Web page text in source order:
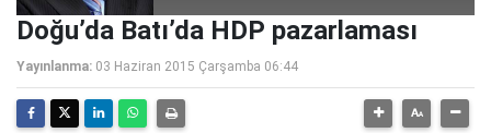
Doğu’da Batı’da HDP pazarlaması
Yayınlanma: 03 Haziran 2015 Çarşamba 06:44